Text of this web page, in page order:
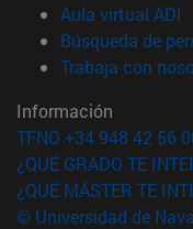
Aula virtual ADI
Búsqueda de
Trabaja con
Información
TFNO +34 948 42 56
¿QUÉ GRADO TE
¿QUÉ MÁSTER TE
© Universidad de